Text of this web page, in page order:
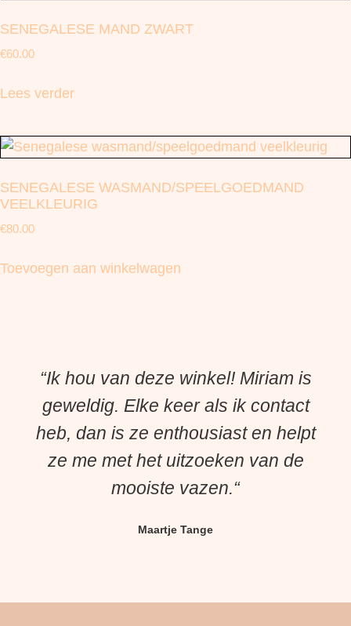
SENEGALESE MAND ZWART
€60.00
Lees verder
SENEGALESE WASMAND/SPEELGOEDMAND
VEELKLEURIG
€80.00
Toevoegen aan winkelwagen
“Ik hou van deze winkel! Miriam is
geweldig. Elke keer als ik contact
heb, dan is ze enthousiast en helpt
ze me met het uitzoeken van de
mooiste vazen.“
Maartje Tange